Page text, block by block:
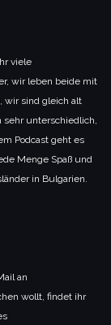
viele
wir leben beide mit
wir sind gleich alt
sehr unterschiedlich,
Podcast geht es
Menge Spaß und
in Bulgarien.
an
wollt, findet ihr